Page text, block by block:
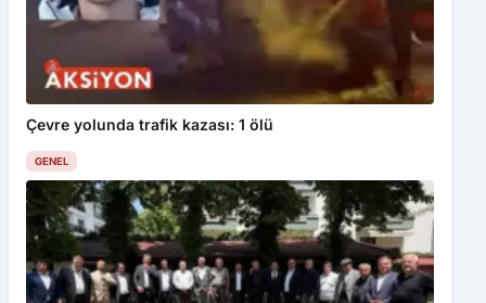
Çevre yolunda trafik kazası: 1 ölü
GENEL